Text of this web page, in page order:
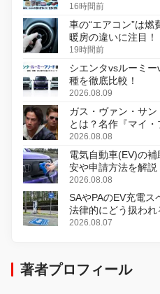
16時間前
車の“エアコン”は燃
暖房の違いに注目！
19時間前
シエンタvsルーミ
種を徹底比較！
2026.08.09
ガス・ヴァン・サン
とは？名作『マイ・
初のデジタルリマス
2026.08.08
電気自動車(EV)の
安や申請方法を解説
2026.08.08
SAやPAのEV充電ス
法律的にどう扱われ
2026.08.07
著者プロフィール